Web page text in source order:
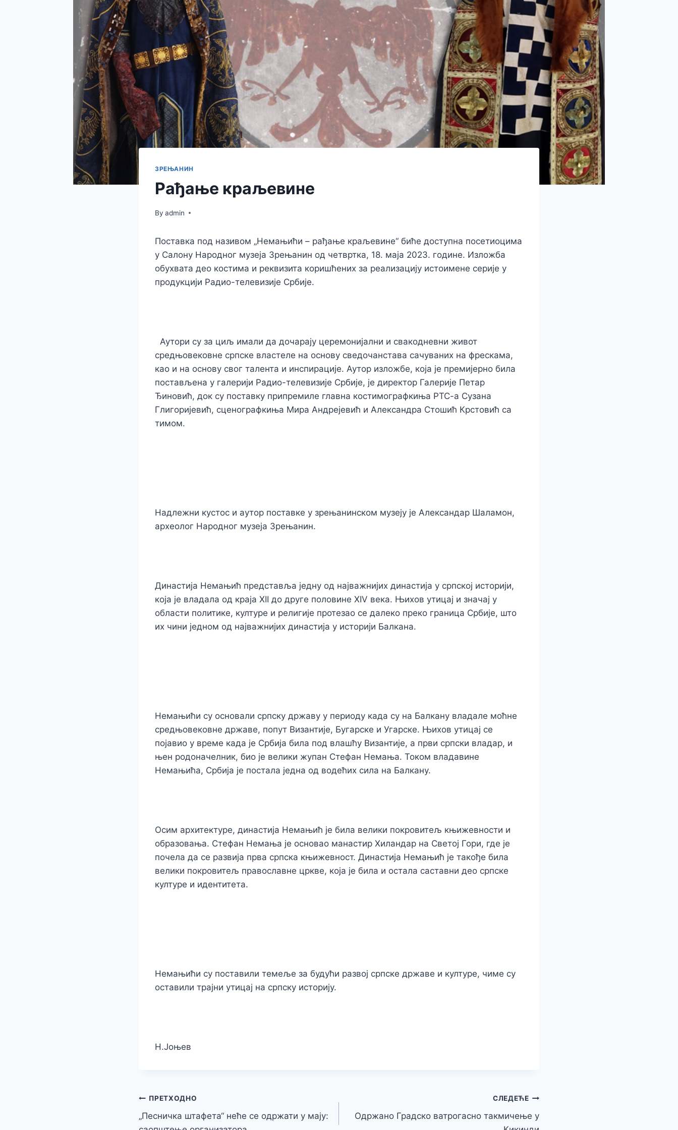
ЗРЕЊАНИН
Рађање краљевине
By admin
Поставка под називом „Немањићи – рађање краљевине“ биће доступна посетиоцима
у Салону Народног музеја Зрењанин од четвртка, 18. маја 2023. године. Изложба
обухвата део костима и реквизита коришћених за реализацију истоимене серије у
продукцији Радио-телевизије Србије.
Аутори су за циљ имали да дочарају церемонијални и свакодневни живот
средњовековне српске властеле на основу сведочанстава сачуваних на фрескама,
као и на основу свог талента и инспирације. Аутор изложбе, која је премијерно била
постављена у галерији Радио-телевизије Србије, је директор Галерије Петар
Ђиновић, док су поставку припремиле главна костимографкиња РТС-а Сузана
Глигоријевић, сценографкиња Мира Андрејевић и Александра Стошић Крстовић са
тимом.
Надлежни кустос и аутор поставке у зрењанинском музеју је Александар Шаламон,
археолог Народног музеја Зрењанин.
Династија Немањић представља једну од најважнијих династија у српској историји,
која је владала од краја XII до друге половине XIV века. Њихов утицај и значај у
области политике, културе и религије протезао се далеко преко граница Србије, што
их чини једном од најважнијих династија у историји Балкана.
Немањићи су основали српску државу у периоду када су на Балкану владале моћне
средњовековне државе, попут Византије, Бугарске и Угарске. Њихов утицај се
појавио у време када је Србија била под влашћу Византије, а први српски владар, и
њен родоначелник, био је велики жупан Стефан Немања. Током владавине
Немањића, Србија је постала једна од водећих сила на Балкану.
Осим архитектуре, династија Немањић је била велики покровитељ књижевности и
образовања. Стефан Немања је основао манастир Хиландар на Светој Гори, где је
почела да се развија прва српска књижевност. Династија Немањић је такође била
велики покровитељ православне цркве, која је била и остала саставни део српске
културе и идентитета.
Немањићи су поставили темеље за будући развој српске државе и културе, чиме су
оставили трајни утицај на српску историју.
Н.Joњев
Кретање
чланка
ПРЕТХОДНО
„Песничка штафета“ неће се одржати у мају:
СЛЕДЕЋЕ
Одржано Градско ватрогасно такмичење у